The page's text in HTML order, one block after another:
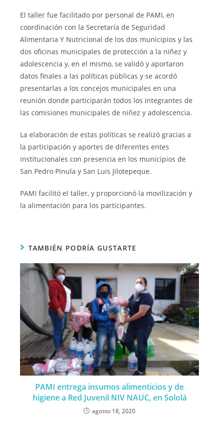
El taller fue facilitado por personal de PAMI, en
coordinación con la Secretaría de Seguridad
Alimentaria Y Nutricional de los dos municipios y las
dos oficinas municipales de protección a la niñez y
adolescencia y, en el mismo, se validó y aportaron
datos finales a las políticas públicas y se acordó
presentarlas a los concejos municipales en una
reunión donde participarán todos los integrantes de
las comisiones municipales de niñez y adolescencia.
La elaboración de estas políticas se realizó gracias a
la participación y aportes de diferentes entes
institucionales con presencia en los municipios de
San Pedro Pinula y San Luis Jilotepeque.
PAMI facilitó el taller, y proporcionó la movilización y
la alimentación para los participantes.
TAMBIÉN PODRÍA GUSTARTE
PAMI entrega insumos alimenticios y de
higiene a Red Juvenil NIV NAUC, en Sololá
agosto 18, 2020